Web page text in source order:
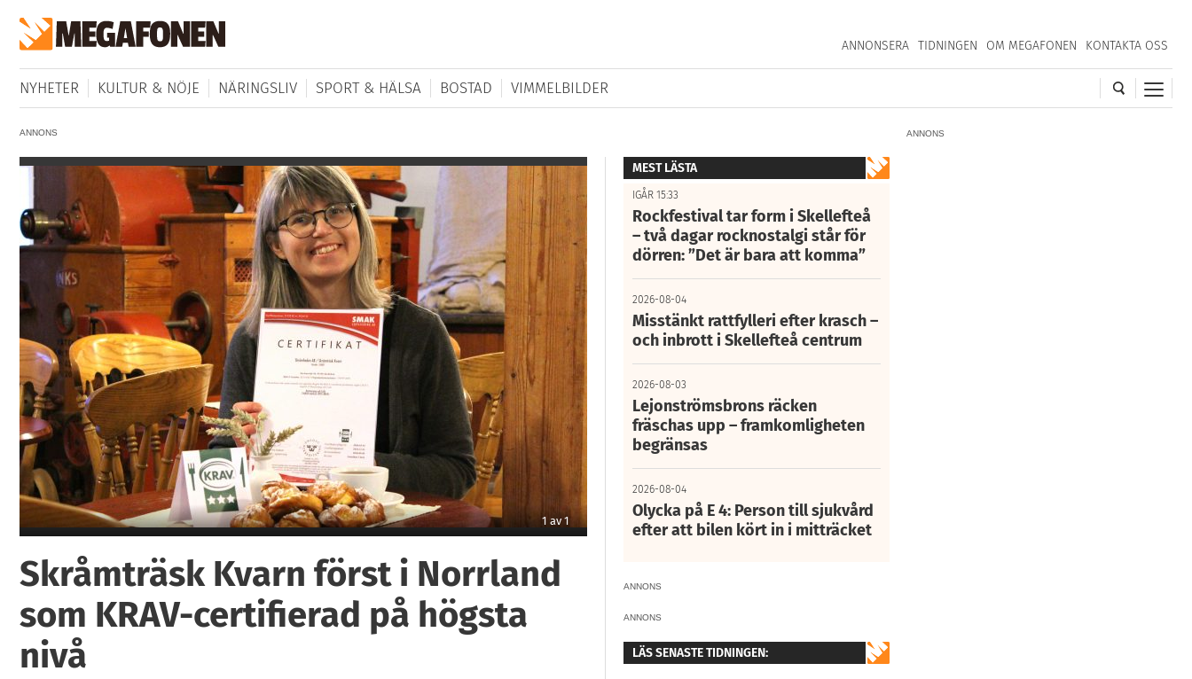
ANNONSERA TIDNINGEN OM MEGAFONEN KONTAKTA OSS
NYHETER KULTUR & NÖJE NÄRINGSLIV SPORT & HÄLSA BOSTAD VIMMELBILDER
ANNONS
ANNONS
1 av 1
Skråmträsk Kvarn först i Norrland
som KRAV-certifierad på högsta
nivå
MEST LÄSTA
IGÅR 15:33
Rockfestival tar form i Skellefteå
– två dagar rocknostalgi står för
dörren: ”Det är bara att komma”
2026-08-04
Misstänkt rattfylleri efter krasch –
och inbrott i Skellefteå centrum
2026-08-03
Lejonströmsbrons räcken
fräschas upp – framkomligheten
begränsas
2026-08-04
Olycka på E 4: Person till sjukvård
efter att bilen kört in i mitträcket
ANNONS
ANNONS
LÄS SENASTE TIDNINGEN: